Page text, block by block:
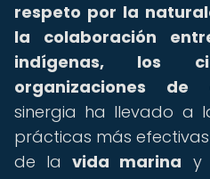
respeto por la
la colaboración
indígenas, los
organizaciones de
sinergia ha llevado a
prácticas más
de lavida marina y